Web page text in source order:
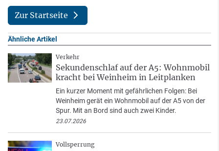
Zur Startseite
Ähnliche Artikel
Verkehr
Sekundenschlaf auf der A5: Wohnmobil
kracht bei Weinheim in Leitplanken
Ein kurzer Moment mit gefährlichen Folgen: Bei
Weinheim gerät ein Wohnmobil auf der A5 von der
Spur. Mit an Bord sind auch zwei Kinder.
23.07.2026
Vollsperrung